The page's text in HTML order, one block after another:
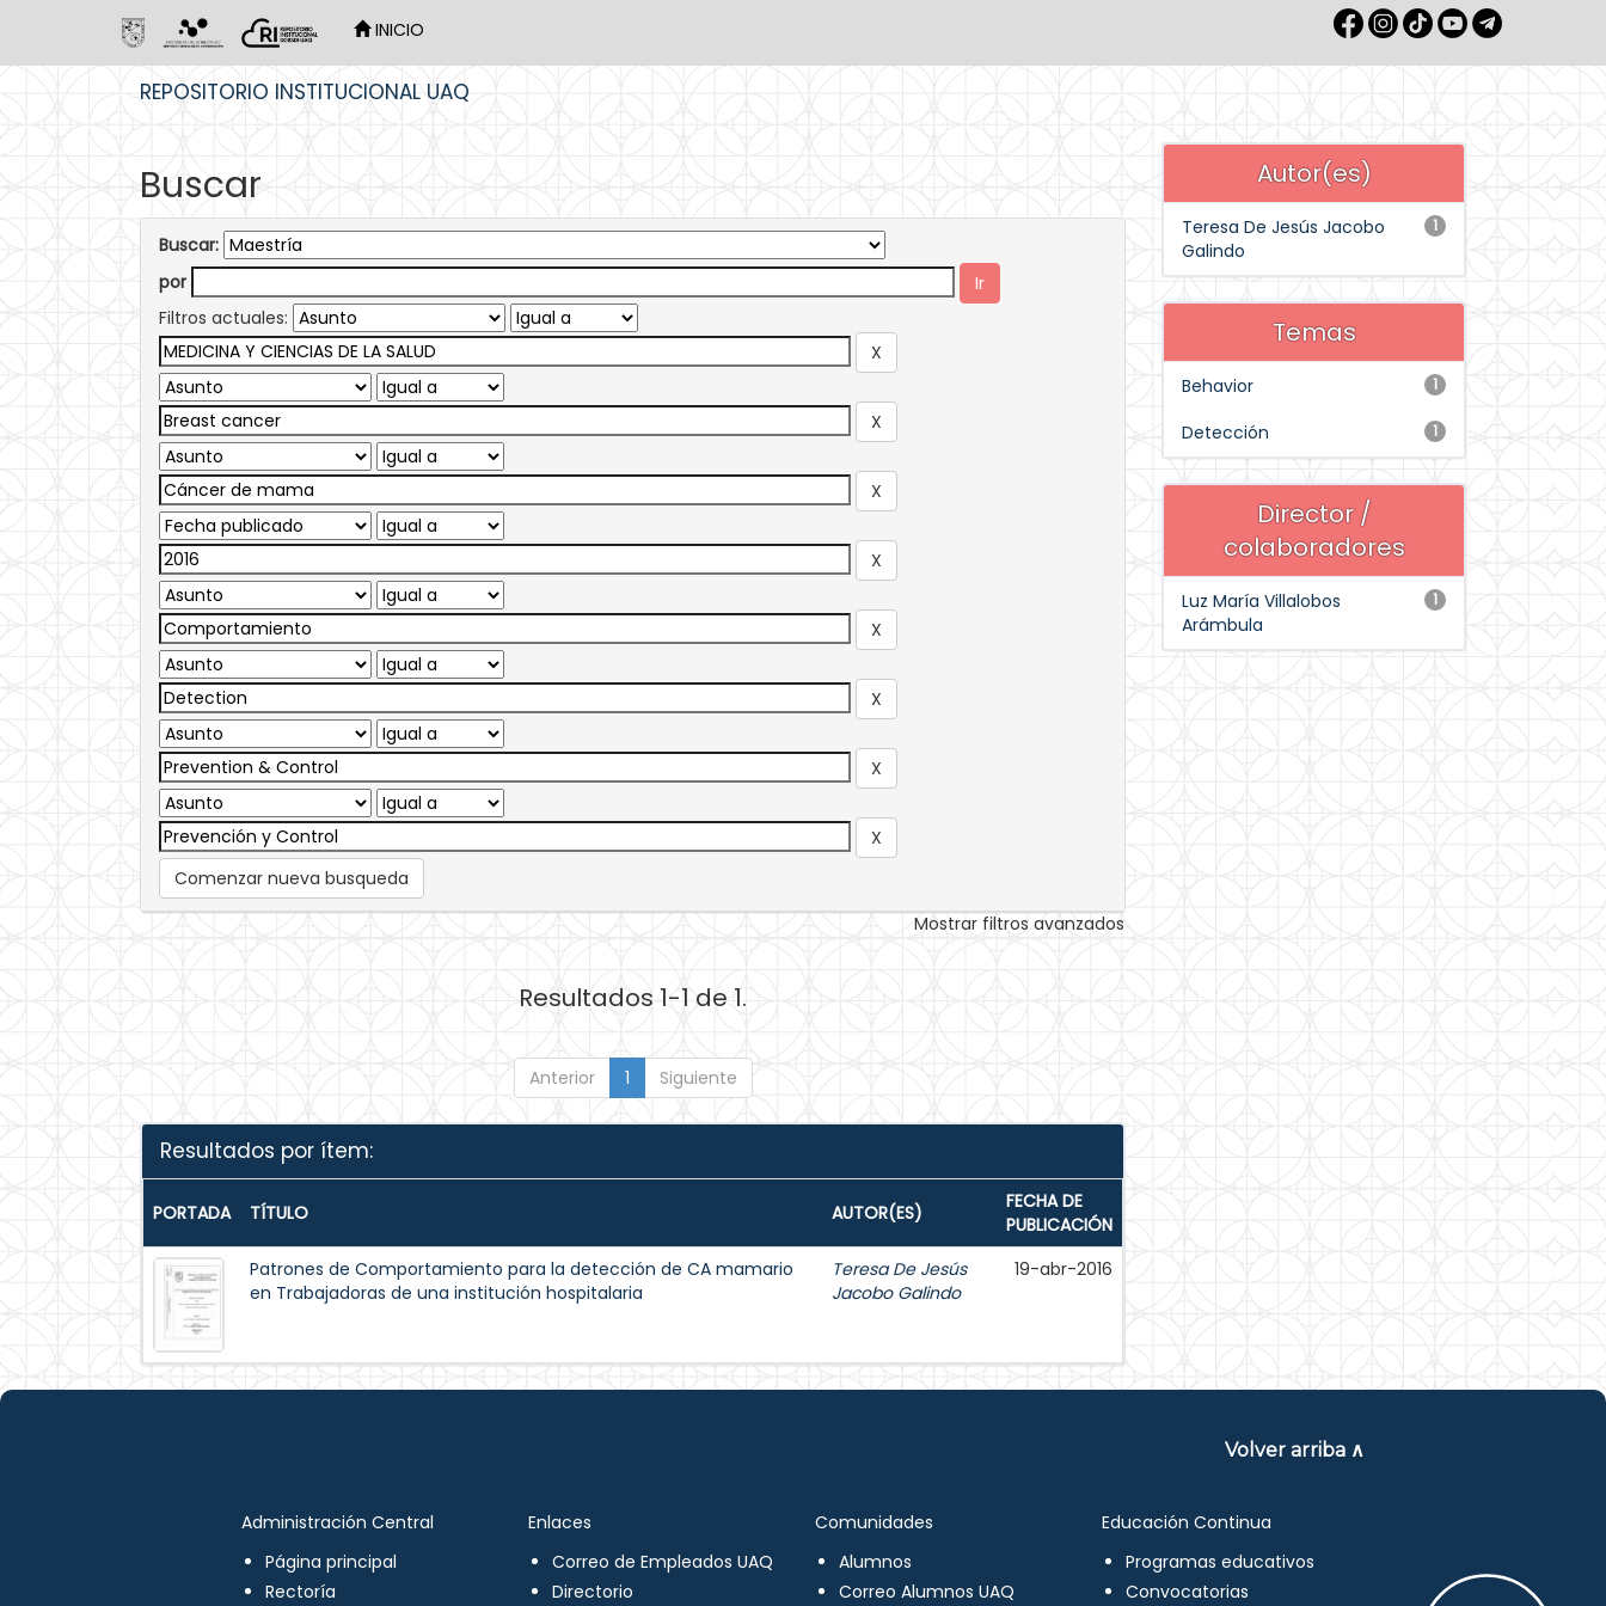
INICIO
REPOSITORIO INSTITUCIONAL UAQ
Buscar
Buscar:
por
Filtros actuales:
Comenzar nueva busqueda
Mostrar filtros avanzados
Resultados 1-1 de 1.
Anterior 1 Siguiente
Resultados por ítem:
PORTADA TÍTULO AUTOR(ES)
FECHA DE
PUBLICACIÓN
Patrones de Comportamiento para la detección de CA mamario
en Trabajadoras de una institución hospitalaria
Teresa De Jesús
Jacobo Galindo
19-abr-2016
Autor(es)
1
Teresa De Jesús Jacobo
Galindo
Temas
1
Behavior
1
Detección
Director /
colaboradores
1
Luz María Villalobos
Arámbula
Volver arriba ∧
Administración Central
Página principal
Rectoría
Enlaces
Correo de Empleados UAQ
Directorio
Comunidades
Alumnos
Correo Alumnos UAQ
Educación Continua
Programas educativos
Convocatorias